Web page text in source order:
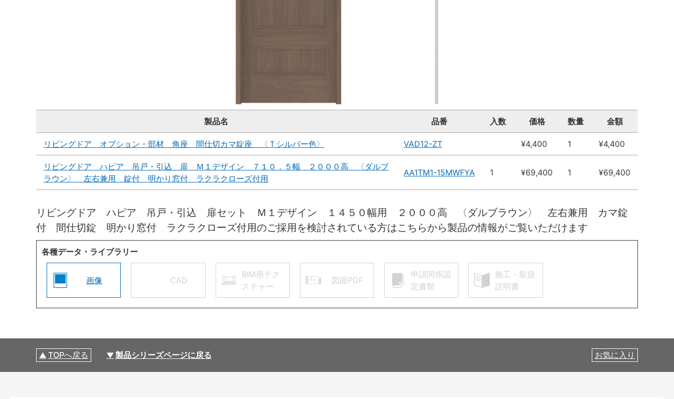
製品名 品番 入数 価格 数量 金額
リビングドア オプション・部材 角座 間仕切カマ錠座 〈Ｔシルバー色〉 VAD12-ZT ¥4,400 1 ¥4,400
リビングドア ハピア 吊戸・引込 扉 Ｍ１デザイン ７１０．５幅 ２０００高 〈ダルブ
ラウン〉 左右兼用 錠付 明かり窓付 ラクラクローズ付用
AA1TM1-15MWFYA 1 ¥69,400 1 ¥69,400
リビングドア ハピア 吊戸・引込 扉セット Ｍ１デザイン １４５０幅用 ２０００高 〈ダルブラウン〉 左右兼用 カマ錠
付 間仕切錠 明かり窓付 ラクラクローズ付用のご採用を検討されている方はこちらから製品の情報がご覧いただけます
各種データ・ライブラリー
画像 CAD
BIM用テク
スチャー
図面PDF
申請関係認
定書類
施工・取扱
説明書
TOPへ戻る 製品シリーズページに戻る お気に入り